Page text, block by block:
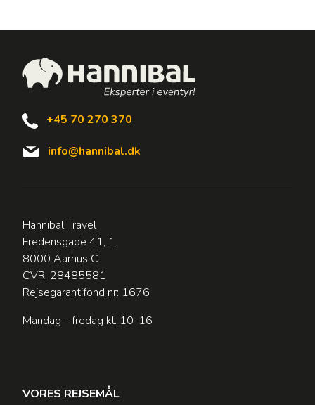
+45 70 270 370
info@hannibal.dk
Hannibal Travel
Fredensgade 41, 1.
8000 Aarhus C
CVR: 28485581
Rejsegarantifond nr: 1676
Mandag - fredag kl. 10-16
VORES REJSEMÅL